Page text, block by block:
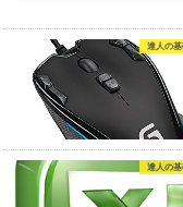
達人の基
達人の基